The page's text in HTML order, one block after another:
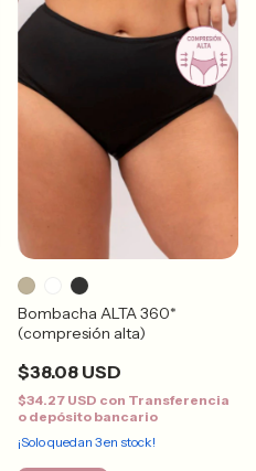
Bombacha ALTA 360*
(compresión alta)
$38.08 USD
$34.27 USD con Transferencia
o depósito bancario
¡Solo quedan 3en stock!